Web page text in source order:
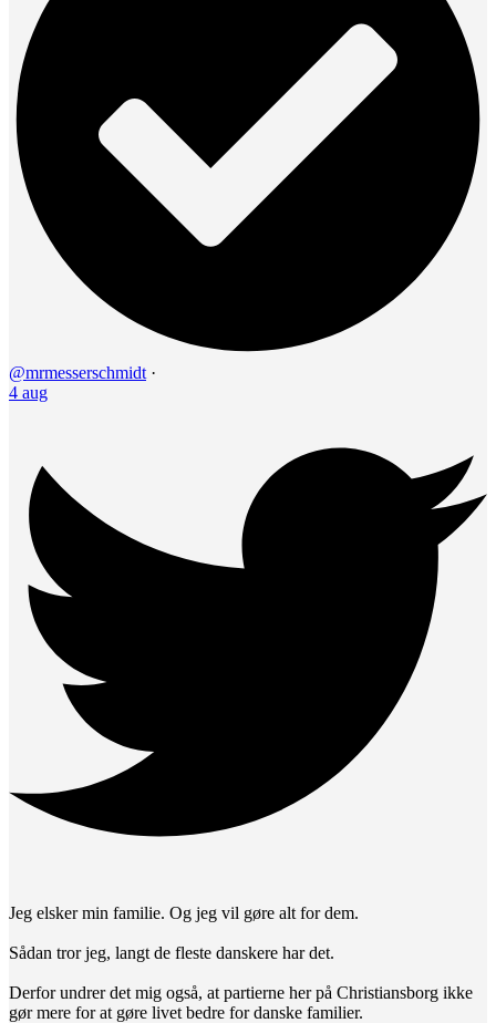
@mrmesserschmidt ·
4 aug
Jeg elsker min familie. Og jeg vil gøre alt for dem.
Sådan tror jeg, langt de fleste danskere har det.
Derfor undrer det mig også, at partierne her på Christiansborg ikke
gør mere for at gøre livet bedre for danske familier.